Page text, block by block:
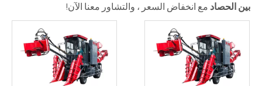
بين الحصاد مع انخفاض السعر ، والتشاور معنا الآن!